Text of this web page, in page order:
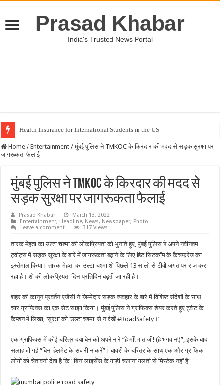
Prasad Khabar
India's Trusted News Portal
Health Insurance for International Students in the US
Home / Entertainment / मुंबई पुलिस ने TMKOC के किरदार की मदद से सड़क सुरक्षा पर
जागरूकता फैलाई
मुंबई पुलिस ने TMKOC के किरदार की मदद से
सड़क सुरक्षा पर जागरूकता फैलाई
Prasad Khabar
March 13, 2022
Entertainment, Headline, News, Newspaper, Photo
Leave a comment
317 Views
तारक मेहता का उल्टा चश्मा की लोकप्रियता को भुनाते हुए, मुंबई पुलिस ने अपने नवीनतम
ट्वीट्स में सड़क सुरक्षा के बारे में जागरूकता बढ़ाने के लिए हिट सिटकॉम के कैचफ्रेज़ का
इस्तेमाल किया। तारक मेहता का उल्टा चश्मा शो पिछले 13 सालो से टीवी जगत पर राज कर
रहा है। शो की लोकप्रियता दिन-प्रतिदिन बढ़ती जा रही है।
शहर की कानून प्रवर्तन एजेंसी ने जिम्मेदार सड़क व्यवहार के बारे में विशिष्ट संदेशों के साथ
चार ग्राफिक्स का एक सेट साझा किया। मुंबई पुलिस ने ग्राफिक्स शेयर करते हुए ट्वीट के
कैप्शन में लिखा, ‘सुरक्षा को ‘उल्टा चश्मा’ से न देखें #RoadSafety।’
एक ग्राफिक्स में कोई चरित्र दया बेन को अपने नारे “हे माँ! माताजी! (हे भगवान!)”, इसके बाद
सलाह दी गई “बिना हेलमेट के सवारी न करें”। बावरी के चरित्र के साथ एक और ग्राफिक
लोगों को चेतावनी देता है कि “बिना लाइसेंस के गाड़ी चलाना गलती से मिस्टेक नहीं है”।